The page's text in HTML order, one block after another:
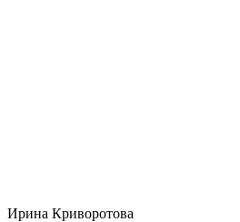
Ирина Криворотова